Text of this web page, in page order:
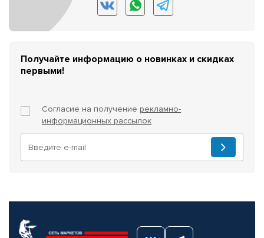
Получайте информацию о новинках и скидках
первыми!
Согласие на получение рекламно-
информационных рассылок